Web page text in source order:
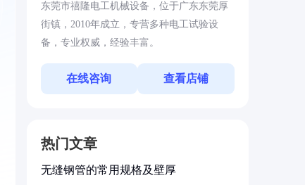
东莞市禧隆电工机械设备，位于广东东莞厚
街镇，2010年成立，专营多种电工试验设
备，专业权威，经验丰富。
在线咨询 查看店铺
热门文章
无缝钢管的常用规格及壁厚